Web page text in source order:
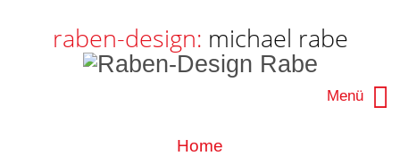
Navigation
Seiteninhalt|
raben-design: michael rabe
Menü
Navigation überspringenHome